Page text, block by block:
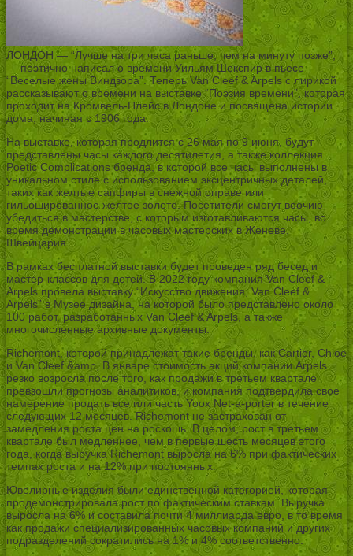
ЛОНДОН — “Лучше на три часа раньше, чем на минуту позже”,
— поэтично написал о времени Уильям Шекспир в пьесе
“Веселые жены Виндзора”. Теперь Van Cleef & Arpels с лирикой
рассказывают о времени на выставке “Поэзия времени”, которая
проходит на Кромвель-Плейс в Лондоне и посвящена истории
дома, начиная с 1906 года.
На выставке, которая продлится с 26 мая по 9 июня, будут
представлены часы каждого десятилетия, а также коллекция
Poetic Complications бренда, в которой все часы выполнены в
уникальном стиле с использованием эксцентричных деталей,
таких как желтые сапфиры в снежной оправе или
гильошированное желтое золото. Посетители смогут воочию
убедиться в мастерстве, с которым изготавливаются часы, во
время демонстрации в часовых мастерских в Женеве,
Швейцария.
В рамках бесплатной выставки будет проведен ряд бесед и
мастер-классов для детей. В 2022 году компания Van Cleef &
Arpels провела выставку “Искусство движения, Van Cleef &
Arpels” в Музее дизайна, на которой было представлено около
100 работ, разработанных Van Cleef & Arpels, а также
многочисленные архивные документы.
Richemont, которой принадлежат такие бренды, как Cartier, Chloe
и Van Cleef &amp, В январе стоимость акций компании Arpels
резко возросла после того, как продажи в третьем квартале
превзошли прогнозы аналитиков, и компания подтвердила свое
намерение продать все или часть Yoox Net-a-porter в течение
следующих 12 месяцев. Richemont не застрахован от
замедления роста цен на роскошь. В целом, рост в третьем
квартале был медленнее, чем в первые шесть месяцев этого
года, когда выручка Richemont выросла на 6% при фактических
темпах роста и на 12% при постоянных.
Ювелирные изделия были единственной категорией, которая
продемонстрировала рост по фактическим ставкам. Выручка
выросла на 6% и составила почти 4 миллиарда евро, в то время
как продажи специализированных часовых компаний и других
подразделений сократились на 1% и 4% соответственно.